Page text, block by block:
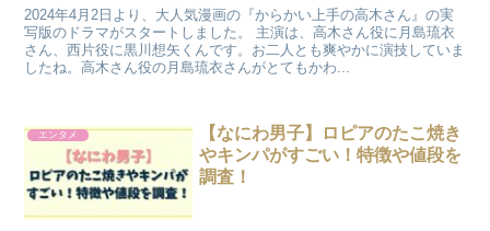
2024年4月2日より、大人気漫画の『からかい上手の高木さん』の実
写版のドラマがスタートしました。 主演は、高木さん役に月島琉衣
さん、西片役に黒川想矢くんです。お二人とも爽やかに演技していま
したね。高木さん役の月島琉衣さんがとてもかわ...
エンタメ
【なにわ男子】ロピアのたこ焼き
やキンパがすごい！特徴や値段を
調査！